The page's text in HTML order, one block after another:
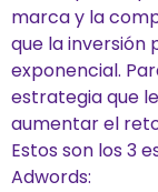
marca y la
que la
exponencial.
estrategia que
aumentar el
Estos son los 3
Adwords: